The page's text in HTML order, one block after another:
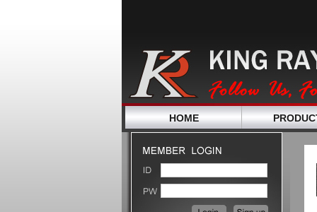
HOME